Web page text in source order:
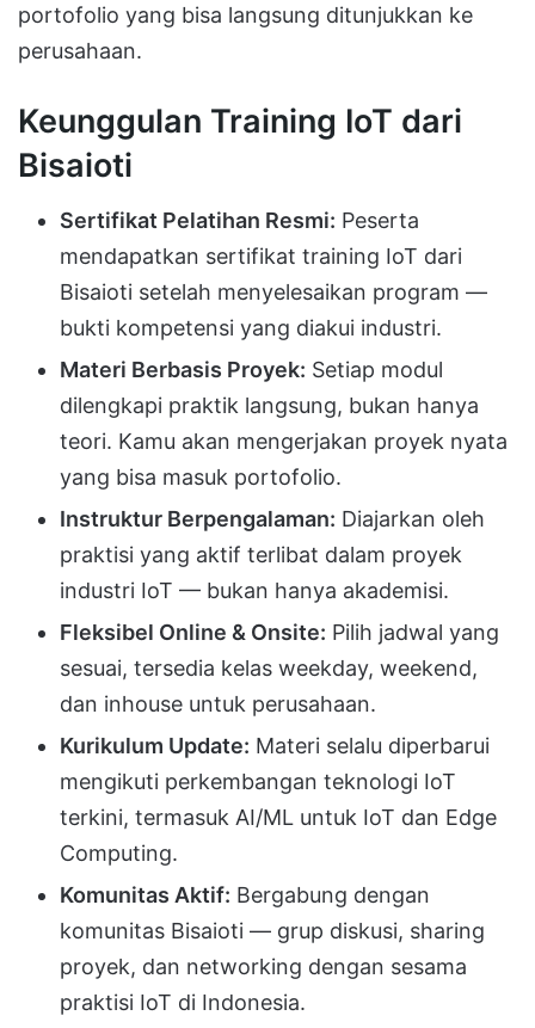
portofolio yang bisa langsung ditunjukkan ke
perusahaan.
Keunggulan Training IoT dari
Bisaioti
Sertifikat Pelatihan Resmi: Peserta
mendapatkan sertifikat training IoT dari
Bisaioti setelah menyelesaikan program —
bukti kompetensi yang diakui industri.
Materi Berbasis Proyek: Setiap modul
dilengkapi praktik langsung, bukan hanya
teori. Kamu akan mengerjakan proyek nyata
yang bisa masuk portofolio.
Instruktur Berpengalaman: Diajarkan oleh
praktisi yang aktif terlibat dalam proyek
industri IoT — bukan hanya akademisi.
Fleksibel Online & Onsite: Pilih jadwal yang
sesuai, tersedia kelas weekday, weekend,
dan inhouse untuk perusahaan.
Kurikulum Update: Materi selalu diperbarui
mengikuti perkembangan teknologi IoT
terkini, termasuk AI/ML untuk IoT dan Edge
Computing.
Komunitas Aktif: Bergabung dengan
komunitas Bisaioti — grup diskusi, sharing
proyek, dan networking dengan sesama
praktisi IoT di Indonesia.